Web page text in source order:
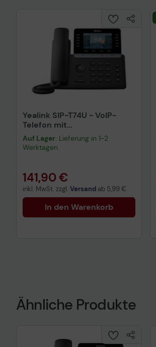
Yealink SIP-T74U - VoIP-
Telefon mit
Rufnummernanzeige
Auf Lager: Lieferung in 1-2
Werktagen
141,90 €
inkl. MwSt. zzgl. Versand ab 5,99 €
In den Warenkorb
Ähnliche Produkte